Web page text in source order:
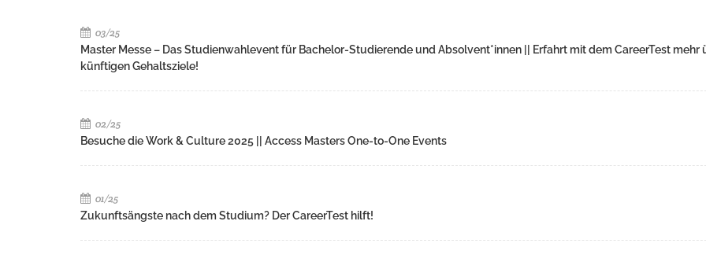
03/25
Master Messe – Das Studienwahlevent für Bachelor-Studierende und Absolvent*innen || Erfahrt mit dem CareerTest mehr
künftigen Gehaltsziele!
02/25
Besuche die Work & Culture 2025 || Access Masters One-to-One Events
01/25
Zukunftsängste nach dem Studium? Der CareerTest hilft!